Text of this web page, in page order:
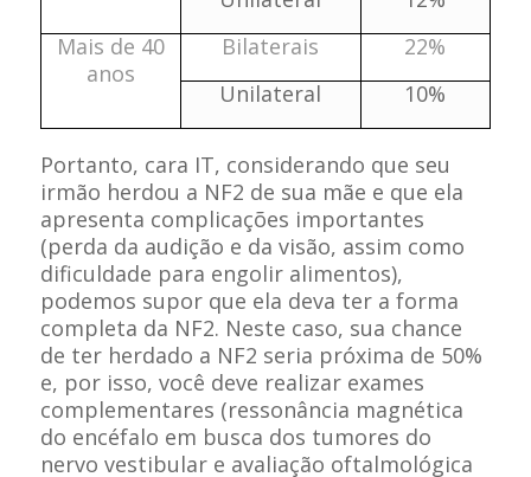
Mais de 40
anos
Bilaterais
22%
Unilateral
10%
Portanto, cara IT, considerando que seu
irmão herdou a NF2 de sua mãe e que ela
apresenta complicações importantes
(perda da audição e da visão, assim como
dificuldade para engolir alimentos),
podemos supor que ela deva ter a forma
completa da NF2. Neste caso, sua chance
de ter herdado a NF2 seria próxima de 50%
e, por isso, você deve realizar exames
complementares (ressonância magnética
do encéfalo em busca dos tumores do
nervo vestibular e avaliação oftalmológica